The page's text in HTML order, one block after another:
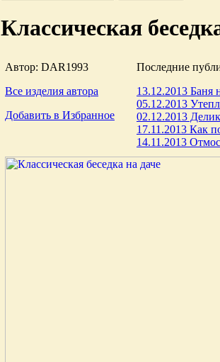
Классическая
Автор: DAR1993
Все изделия автора
Добавить в Избранное
Последние
13.12.2013 Баня
05.12.2013
02.12.2013
17.11.2013 Как
14.11.2013